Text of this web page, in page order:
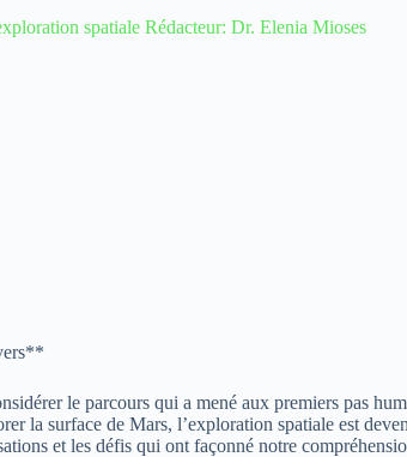
spatiale Rédacteur: Dr. Elenia Mioses
le parcours qui a mené aux premiers pas
la surface de Mars, l’exploration spatiale est
et les défis qui ont façonné notre